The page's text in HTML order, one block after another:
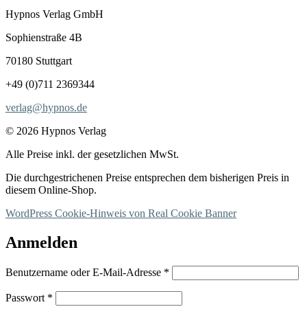
Hypnos Verlag GmbH
Sophienstraße 4B
70180 Stuttgart
+49 (0)711 2369344
verlag@hypnos.de
© 2026 Hypnos Verlag
Alle Preise inkl. der gesetzlichen MwSt.
Die durchgestrichenen Preise entsprechen dem bisherigen Preis in
diesem Online-Shop.
WordPress Cookie-Hinweis von Real Cookie Banner
Anmelden
Benutzername oder E-Mail-Adresse *
Passwort *